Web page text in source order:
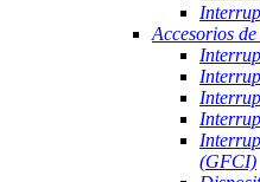
Accesorios
(GFCI)